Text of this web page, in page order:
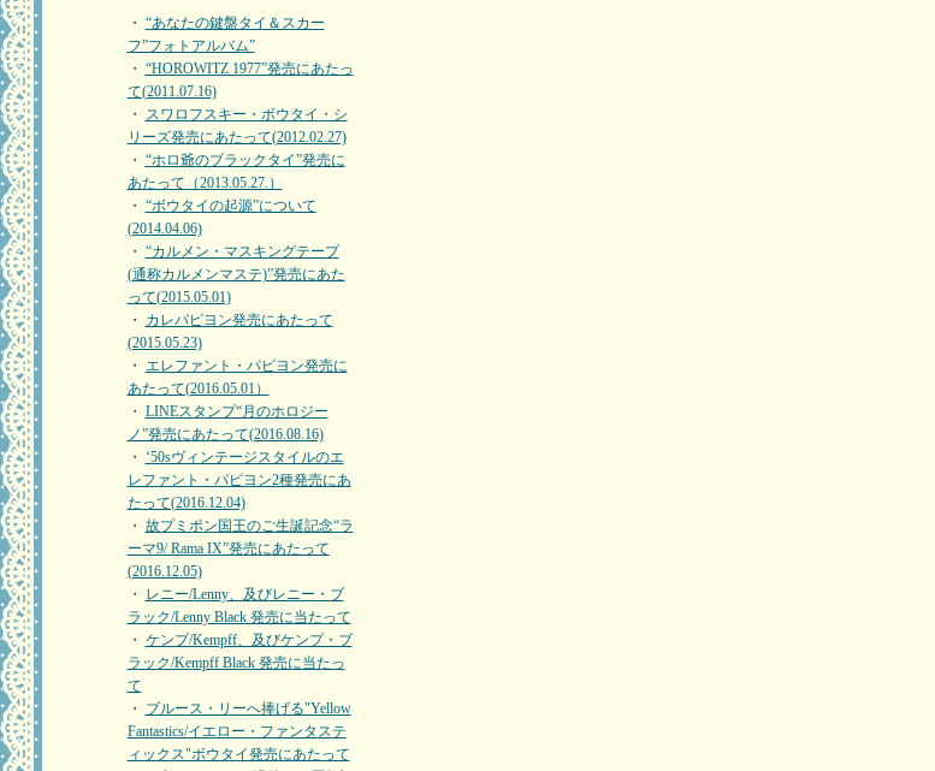
・ “あなたの鍵盤タイ＆スカー
フ”フォトアルバム”
・ “HOROWITZ 1977”発売にあたっ
て(2011.07.16)
・
スワロフスキー・ボウタイ・シ
リーズ発売にあたって(2012.02.27)
・ “ホロ爺のブラックタイ”発売に
あたって（2013.05.27.）
・ “ボウタイの起源”について
(2014.04.06)
・ “カルメン・マスキングテープ
(通称カルメンマステ)”発売にあた
って(2015.05.01)
・
カレパピヨン発売にあたって
(2015.05.23)
・ エレファント・パピヨン発売に
あたって(2016.05.01）
・ LINEスタンプ“月のホロジー
ノ”発売にあたって(2016.08.16)
・
‘50sヴィンテージスタイルのエ
レファント・パピヨン2種発売にあ
たって(2016.12.04)
・ 故プミポン国王のご生誕記念“ラ
ーマ9/ Rama IX”発売にあたって
(2016.12.05)
・
レニー/Lenny、及びレニー・ブ
ラック/Lenny Black 発売に当たって
・ ケンプ/Kempff、及びケンプ・ブ
ラック/Kempff Black 発売に当たっ
て
・
ブルース・リーへ捧げる"Yellow
Fantastics/イエロー・ファンタステ
ィックス"ボウタイ発売にあたって